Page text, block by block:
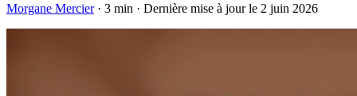
Morgane Mercier· 3 min · Dernière mise à jour le 2 juin 2026